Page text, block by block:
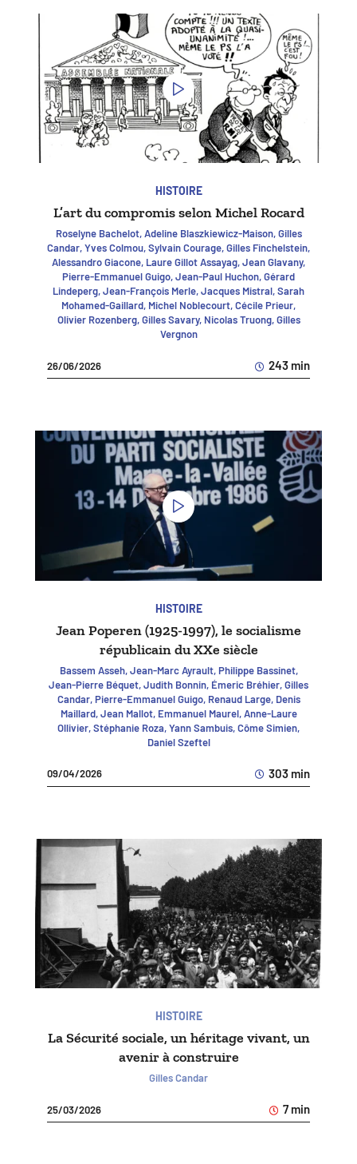
HISTOIRE
L’art du compromis selon Michel Rocard
Roselyne Bachelot, Adeline Blaszkiewicz-Maison, Gilles
Candar, Yves Colmou, Sylvain Courage, Gilles Finchelstein,
Alessandro Giacone, Laure Gillot Assayag, Jean Glavany,
Pierre-Emmanuel Guigo, Jean-Paul Huchon, Gérard
Lindeperg, Jean-François Merle, Jacques Mistral, Sarah
Mohamed-Gaillard, Michel Noblecourt, Cécile Prieur,
Olivier Rozenberg, Gilles Savary, Nicolas Truong, Gilles
Vergnon
26/06/2026 243 min
HISTOIRE
Jean Poperen (1925-1997), le socialisme
républicain du XXe siècle
Bassem Asseh, Jean-Marc Ayrault, Philippe Bassinet,
Jean-Pierre Béquet, Judith Bonnin, Émeric Bréhier, Gilles
Candar, Pierre-Emmanuel Guigo, Renaud Large, Denis
Maillard, Jean Mallot, Emmanuel Maurel, Anne-Laure
Ollivier, Stéphanie Roza, Yann Sambuis, Côme Simien,
Daniel Szeftel
09/04/2026 303 min
HISTOIRE
La Sécurité sociale, un héritage vivant, un
avenir à construire
Gilles Candar
25/03/2026 7 min